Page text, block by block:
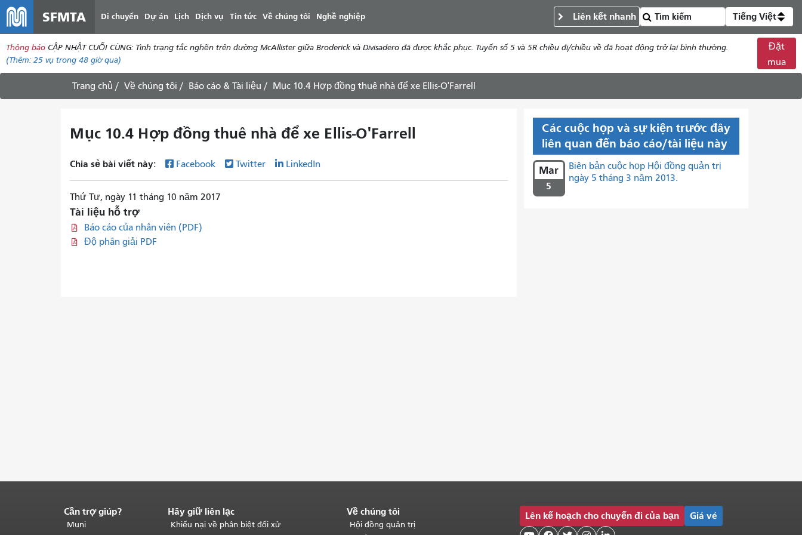
dung
SFMTA Di chuyển Dự án Lịch Dịch vụ Tin tức Về chúng tôi Nghề nghiệp Liên kết nhanh Tiếng Việt
Thông báo CẬP NHẬT CUỐI CÙNG: Tình trạng tắc nghẽn trên đường McAllister giữa Broderick và Divisadero đã được khắc phục. Tuyến số 5 và 5R chiều đi/chiều về đã hoạt động trở lại bình thường.
(Thêm: 25 vụ trong 48 giờ qua)
Đặt
mua
Trang chủ Về chúng tôi Báo cáo & Tài liệu Mục 10.4 Hợp đồng thuê nhà để xe Ellis-O'Farrell
Mục 10.4 Hợp đồng thuê nhà để xe Ellis-O'Farrell
Chia sẻ bài viết này: Facebook Twitter LinkedIn
Thứ Tư, ngày 11 tháng 10 năm 2017
Tài liệu hỗ trợ
Báo cáo của nhân viên (PDF)
Độ phân giải PDF
Các cuộc họp và sự kiện trước đây
liên quan đến báo cáo/tài liệu này
Mar
5
Biên bản cuộc họp Hội đồng quản trị
ngày 5 tháng 3 năm 2013.
Kết
thúc
Cần trợ giúp?
Muni
Hãy giữ liên lạc
Khiếu nại về phân biệt đối xử
Về chúng tôi
Hội đồng quản trị
Lên kế hoạch cho chuyến đi của bạn Giá vé